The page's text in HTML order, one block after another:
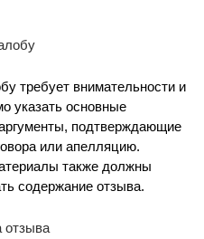
требует внимательности и
указать основные
подтверждающие
или апелляцию.
также должны
содержание отзыва.
отзыва